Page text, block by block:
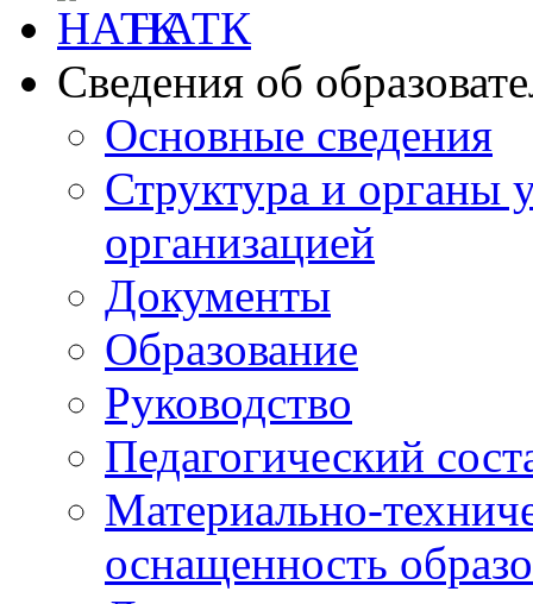
НАТК
Сведения об
Основные сведения
Структура и органы
организацией
Документы
Образование
Руководство
Педагогический
Материально-
оснащенность